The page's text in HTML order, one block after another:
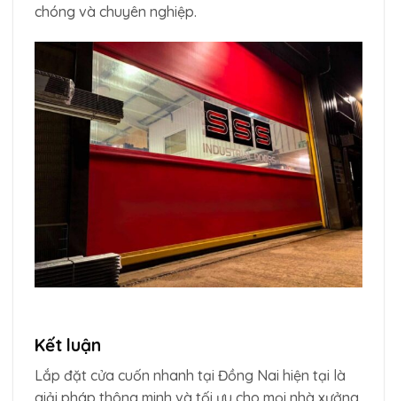
chóng và chuyên nghiệp.
Kết luận
Lắp đặt cửa cuốn nhanh tại Đồng Nai hiện tại là
giải pháp thông minh và tối ưu cho mọi nhà xưởng,